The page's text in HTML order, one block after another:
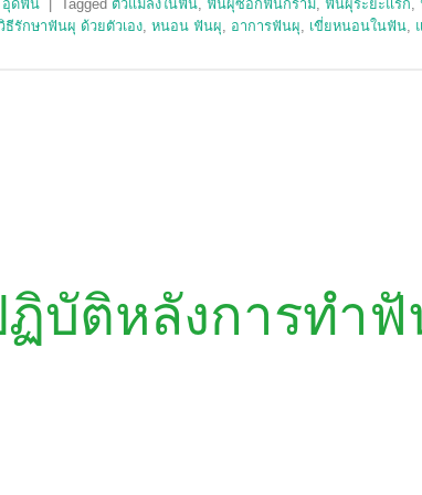
อุดฟัน Tagged ตัวแมลงในฟัน ฟันผุซอกฟันกราม ฟันผุระยะแรก
ธีรักษาฟันผุ ด้วยตัวเอง หนอน ฟันผุ อาการฟันผุ เขี่ยหนอนในฟัน
บัติหลังการทำ